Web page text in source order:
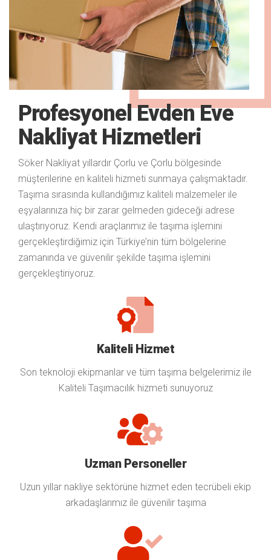
Profesyonel Evden Eve
Nakliyat Hizmetleri
Söker Nakliyat yıllardır Çorlu ve Çorlu bölgesinde
müşterilerine en kaliteli hizmeti sunmaya çalışmaktadır.
Taşıma sırasında kullandığımız kaliteli malzemeler ile
eşyalarınıza hiç bir zarar gelmeden gideceği adrese
ulaştırıyoruz. Kendi araçlarımız ile taşıma işlemini
gerçekleştirdiğimiz için Türkiye’nin tüm bölgelerine
zamanında ve güvenilir şekilde taşıma işlemini
gerçekleştiriyoruz.
Kaliteli Hizmet
Son teknoloji ekipmanlar ve tüm taşıma belgelerimiz ile
Kaliteli Taşımacılık hizmeti sunuyoruz
Uzman Personeller
Uzun yıllar nakliye sektörüne hizmet eden tecrübeli ekip
arkadaşlarımız ile güvenilir taşıma